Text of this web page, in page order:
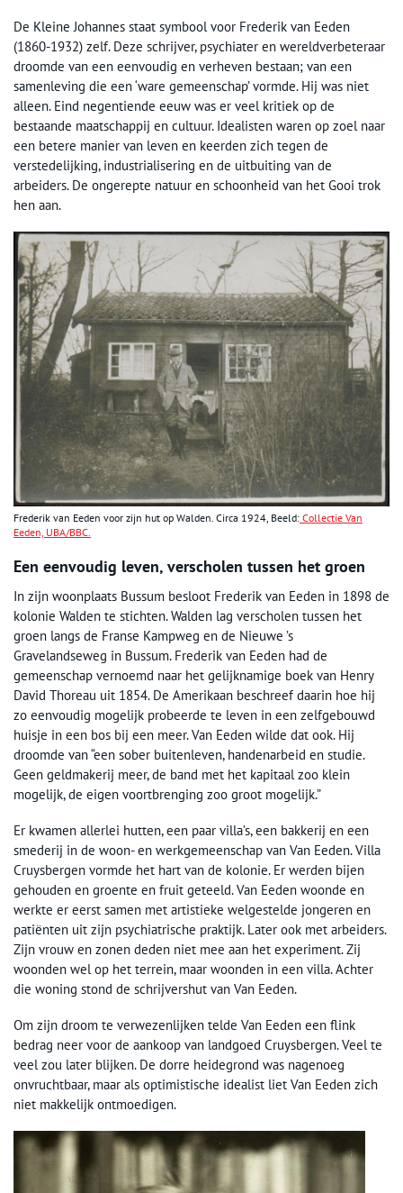
De Kleine Johannes staat symbool voor Frederik van Eeden
(1860-1932) zelf. Deze schrijver, psychiater en wereldverbeteraar
droomde van een eenvoudig en verheven bestaan; van een
samenleving die een ‘ware gemeenschap’ vormde. Hij was niet
alleen. Eind negentiende eeuw was er veel kritiek op de
bestaande maatschappij en cultuur. Idealisten waren op zoel naar
een betere manier van leven en keerden zich tegen de
verstedelijking, industrialisering en de uitbuiting van de
arbeiders. De ongerepte natuur en schoonheid van het Gooi trok
hen aan.
Frederik van Eeden voor zijn hut op Walden. Circa 1924, Beeld: Collectie Van
Eeden, UBA/BBC.
Een eenvoudig leven, verscholen tussen het groen
In zijn woonplaats Bussum besloot Frederik van Eeden in 1898 de
kolonie Walden te stichten. Walden lag verscholen tussen het
groen langs de Franse Kampweg en de Nieuwe ’s
Gravelandseweg in Bussum. Frederik van Eeden had de
gemeenschap vernoemd naar het gelijknamige boek van Henry
David Thoreau uit 1854. De Amerikaan beschreef daarin hoe hij
zo eenvoudig mogelijk probeerde te leven in een zelfgebouwd
huisje in een bos bij een meer. Van Eeden wilde dat ook. Hij
droomde van “een sober buitenleven, handenarbeid en studie.
Geen geldmakerij meer, de band met het kapitaal zoo klein
mogelijk, de eigen voortbrenging zoo groot mogelijk.”
Er kwamen allerlei hutten, een paar villa’s, een bakkerij en een
smederij in de woon- en werkgemeenschap van Van Eeden. Villa
Cruysbergen vormde het hart van de kolonie. Er werden bijen
gehouden en groente en fruit geteeld. Van Eeden woonde en
werkte er eerst samen met artistieke welgestelde jongeren en
patiënten uit zijn psychiatrische praktijk. Later ook met arbeiders.
Zijn vrouw en zonen deden niet mee aan het experiment. Zij
woonden wel op het terrein, maar woonden in een villa. Achter
die woning stond de schrijvershut van Van Eeden.
Om zijn droom te verwezenlijken telde Van Eeden een flink
bedrag neer voor de aankoop van landgoed Cruysbergen. Veel te
veel zou later blijken. De dorre heidegrond was nagenoeg
onvruchtbaar, maar als optimistische idealist liet Van Eeden zich
niet makkelijk ontmoedigen.